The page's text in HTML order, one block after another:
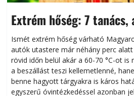
Extrém hőség: 7 tanács,
megóvhatjuk autónkat
Ismét extrém hőség várható
autók utastere már néhány perc
rövid időn belül akár a 60-70 °C-ot is
a beszállást teszi kellemetlenné,
benne hagyott tárgyakra is káros
egyszerű óvintézkedéssel azonban